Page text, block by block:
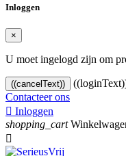
Inloggen
×
U moet ingelogd zijn om
((cancelText))
Contacteer ons
 Inloggen
shopping_cart
